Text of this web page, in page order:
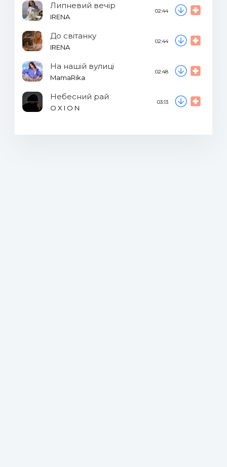
Липневий вечір
IRENA
02:44
До світанку
IRENA
02:44
На нашій вулиці
MamaRika
02:48
Небесний рай
O X I O N
03:13